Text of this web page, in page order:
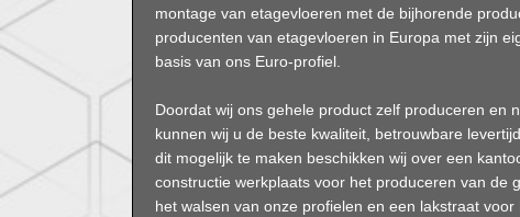
montage van etagevloeren met de bijhorende
producenten van etagevloeren in Europa met zijn
basis van ons Euro-profiel.
Doordat wij ons gehele product zelf produceren en
kunnen wij u de beste kwaliteit, betrouwbare
dit mogelijk te maken beschikken wij over een
constructie werkplaats voor het produceren van de
het walsen van onze profielen en een lakstraat